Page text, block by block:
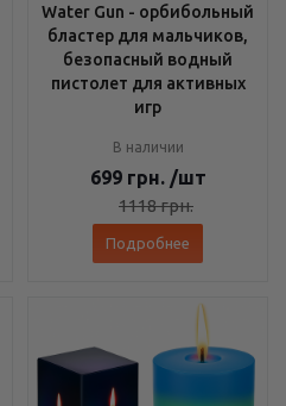
Water Gun - орбибольный
бластер для мальчиков,
безопасный водный
пистолет для активных
игр
В наличии
699 грн. /шт
1118грн.
Подробнее